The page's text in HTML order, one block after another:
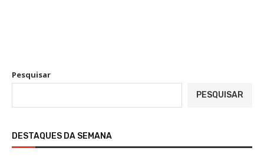
Pesquisar
PESQUISAR
DESTAQUES DA SEMANA